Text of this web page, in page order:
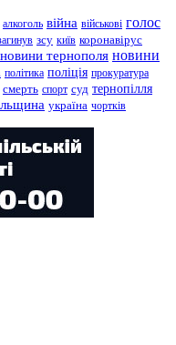
алкоголь війна військові голос
зсу київ коронавірус
новини тернополя новини
політика поліція прокуратура
смерть спорт суд тернопілля
україна чортків